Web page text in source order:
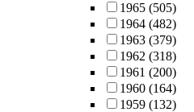
1965 (505)
1964 (482)
1963 (379)
1962 (318)
1961 (200)
1960 (164)
1959 (132)